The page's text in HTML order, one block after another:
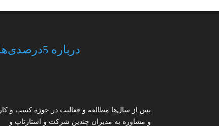
درباره 5درصدی‌ها
پس از سال‌ها مطالعه و فعالیت در حوزه کسب و کار
و مشاوره به مدیران چندین شرکت و استارتاپ و